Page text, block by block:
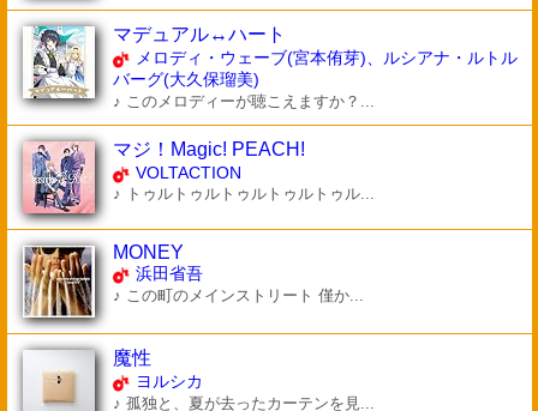
マデュアル↔ハート
メロディ・ウェーブ(宮本侑芽)、ルシアナ・ルトル
バーグ(大久保瑠美)
♪ このメロディーが聴こえますか？...
マジ！Magic! PEACH!
VOLTACTION
♪ トゥルトゥルトゥルトゥルトゥル...
MONEY
浜田省吾
♪ この町のメインストリート 僅か...
魔性
ヨルシカ
♪ 孤独と、夏が去ったカーテンを見...